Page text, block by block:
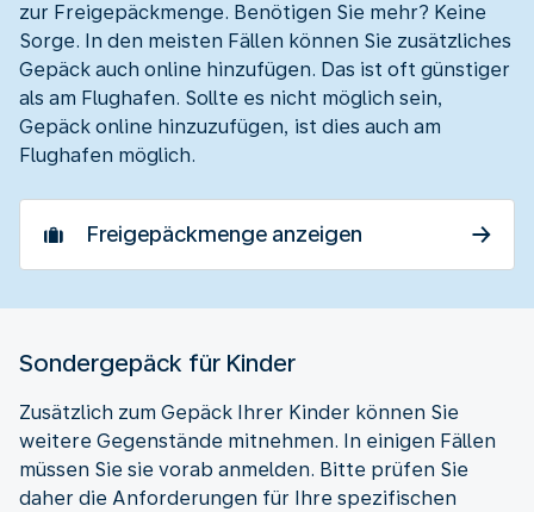
zur Freigepäckmenge. Benötigen Sie mehr? Keine
Sorge. In den meisten Fällen können Sie zusätzliches
Gepäck auch online hinzufügen. Das ist oft günstiger
als am Flughafen. Sollte es nicht möglich sein,
Gepäck online hinzuzufügen, ist dies auch am
Flughafen möglich.
Freigepäckmenge anzeigen
Sondergepäck für Kinder
Zusätzlich zum Gepäck Ihrer Kinder können Sie
weitere Gegenstände mitnehmen. In einigen Fällen
müssen Sie sie vorab anmelden. Bitte prüfen Sie
daher die Anforderungen für Ihre spezifischen